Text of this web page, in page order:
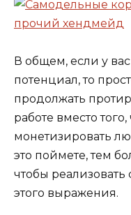
В общем, если у
потенциал, то
продолжать
работе вместо
монетизировать
это поймете, тем
чтобы
этого выражения.